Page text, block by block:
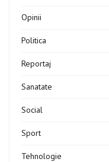
Opinii
Politica
Reportaj
Sanatate
Social
Sport
Tehnologie